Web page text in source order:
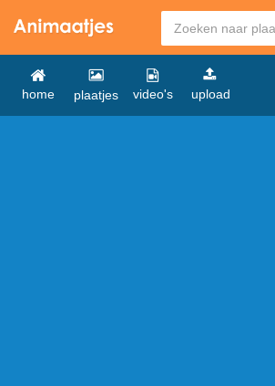
home plaatjes video's upload